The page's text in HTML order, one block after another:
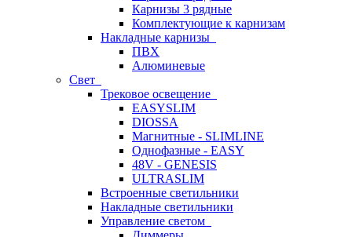
Карнизы 3 рядные
Комплектующие к карнизам
Накладные карнизы
ПВХ
Алюминевые
Свет
Трековое освещение
EASYSLIM
DIOSSA
Магнитные - SLIMLINE
Однофазные - EASY
48V - GENESIS
ULTRASLIM
Встроенные светильники
Накладные светильники
Управление светом